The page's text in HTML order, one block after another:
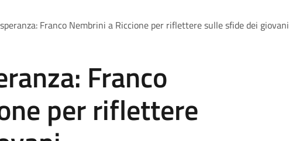
Franco Nembrini a Riccione per riflettere sulle sfide dei giovani
Franco
per riflettere